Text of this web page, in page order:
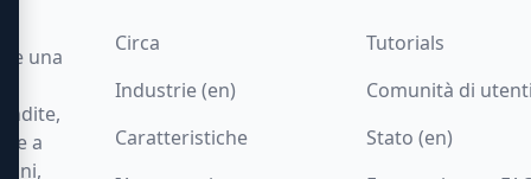
e una
a
Circa
Industrie (en)
Caratteristiche
Tutorials
Comunità di
Stato (en)